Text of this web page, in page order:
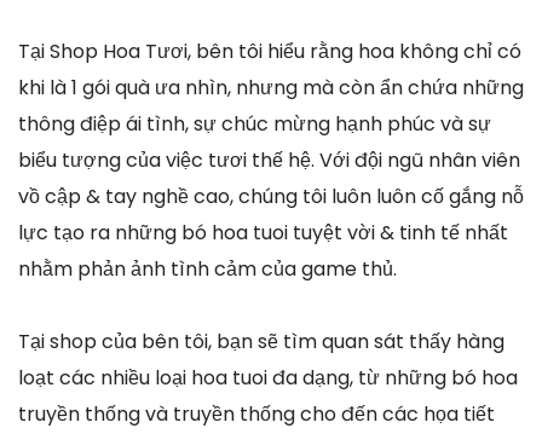
Tại Shop Hoa Tươi, bên tôi hiểu rằng hoa không chỉ có
khi là 1 gói quà ưa nhìn, nhưng mà còn ẩn chứa những
thông điệp ái tình, sự chúc mừng hạnh phúc và sự
biểu tượng của việc tươi thế hệ. Với đội ngũ nhân viên
vồ cập & tay nghề cao, chúng tôi luôn luôn cố gắng nỗ
lực tạo ra những bó hoa tuoi tuyệt vời & tinh tế nhất
nhằm phản ảnh tình cảm của game thủ.
Tại shop của bên tôi, bạn sẽ tìm quan sát thấy hàng
loạt các nhiều loại hoa tuoi đa dạng, từ những bó hoa
truyền thống và truyền thống cho đến các họa tiết